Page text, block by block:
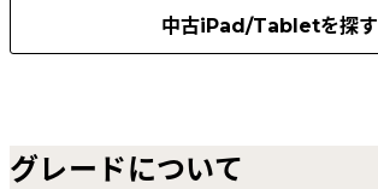
中古iPad/Tabletを探す
グレードについて